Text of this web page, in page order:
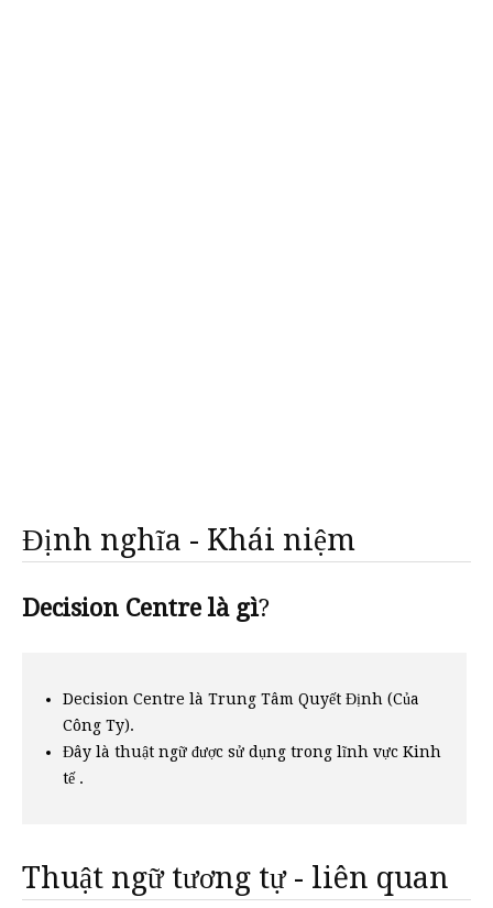
Định nghĩa - Khái niệm
Decision Centre là gì?
Decision Centre là Trung Tâm Quyết Định (Của
Công Ty).
Đây là thuật ngữ được sử dụng trong lĩnh vực Kinh
tế .
Thuật ngữ tương tự - liên quan